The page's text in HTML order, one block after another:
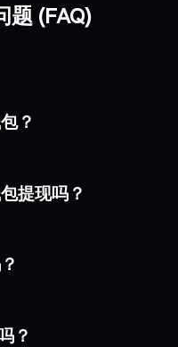
题 (FAQ)
？
提现吗？
？